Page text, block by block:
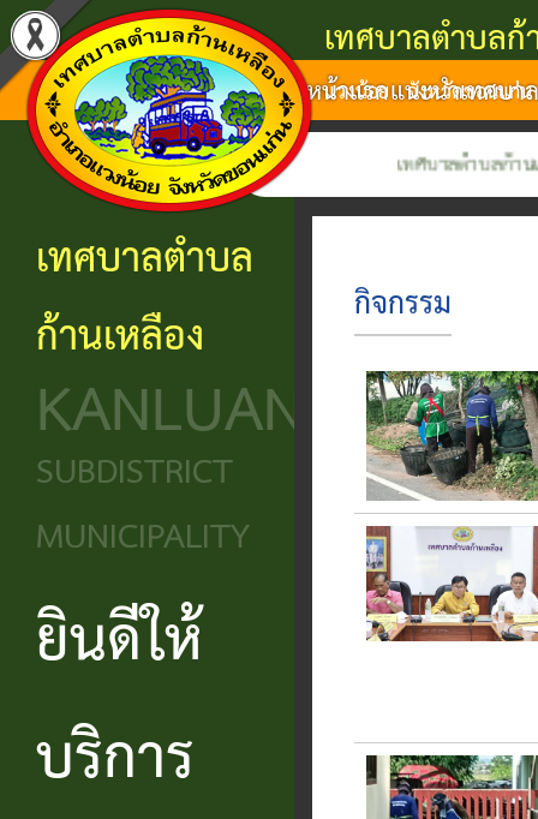
เทศบาลตำบลก้
แวงน้อย จังหวัดขอนแก่น
หน้าแรกแนะนำเทศบา
แนะนำ
เทศบาล
ความ
เป็นมา
ข้อมูล
พื้น
ฐาน
วิสัยทัศน์
และ
ยุทธศาสตร์
อำนาจ
หน้าที่
งาน
บริการ
ประชาชน
บริการ
ประชาชน
ศูนย์ช่วย
ประชาชน
แบบ
ฟอร์ม
ต่างๆ
แบบสอบถาม
โครงสร้าง
องค์กร
เทศบาล
โครงสร้าง
นิติบัญญัติ
โครงสร้าง
บริหาร
โครงสร้าง
ส่วน
ราชการ
สำนัก
ศูนย์
ข้อมูล
ข่าวสาร
และ
แผน
งาน
ข้อมูล
ข่าวสาร
สถานะ
ทางการ
ติดต่อ
ข้อมูล
ติดต่อ
แจ้ง
ความ
เดือด
ร้อน
ร้อง
ร้อง
ทุกข์
กระดาน
สนทนา
เทศบาลตำบลก้านเหลือง ยิ
เทศบาลตำบล
ก้านเหลือง
KANLUANG
SUBDISTRICT
MUNICIPALITY
ยินดีให้
บริการ
กิจกรรม